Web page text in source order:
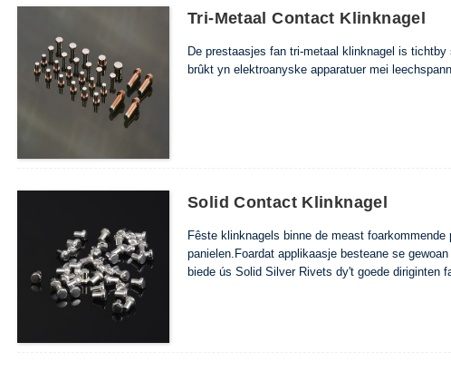
Tri-Metaal Contact Klinknagel
De prestaasjes fan tri-metaal klinknagel is
brûkt yn elektroanyske apparatuer mei
Solid Contact Klinknagel
Fêste klinknagels binne de meast
panielen.Foardat applikaasje besteane se
biede ús Solid Silver Rivets dy't goede diriginten